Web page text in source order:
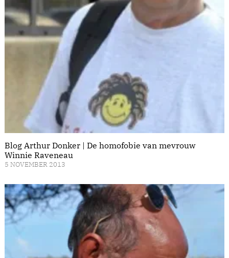
Blog Arthur Donker | De homofobie van mevrouw
Winnie Raveneau
5 NOVEMBER 2013